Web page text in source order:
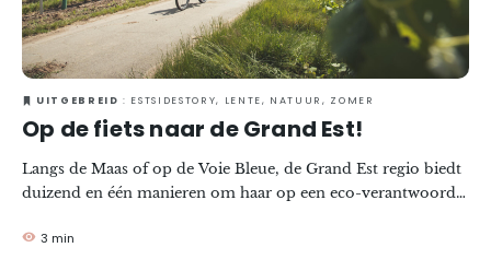
UITGEBREID : ESTSIDESTORY, LENTE, NATUUR, ZOMER
Op de fiets naar de Grand Est!
Langs de Maas of op de Voie Bleue, de Grand Est regio biedt
duizend en één manieren om haar op een eco-verantwoorde
het beste bij je past!
3 min